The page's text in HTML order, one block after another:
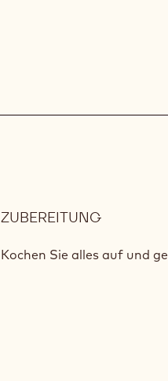
ZUBEREITUNG:
Kochen Sie alles auf und